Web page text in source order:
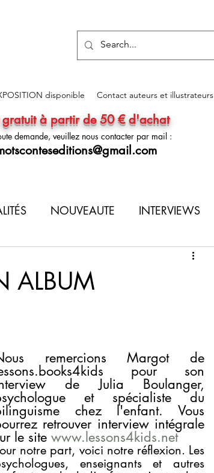
gratuit à partir de 50 € d'achat
demande, veuillez nous contacter par mail :
disponible Contact auteurs et illustrateurs
NOUVEAUTE INTERVIEWS
ALBUM
remercions Margot de
pour son
de Julia Boulanger,
et spécialiste du
chez l'enfant. Vous
retrouver interview intégrale
le site www.lessons4kids.net
notre part, voici notre réflexion. Les
enseignants et autres